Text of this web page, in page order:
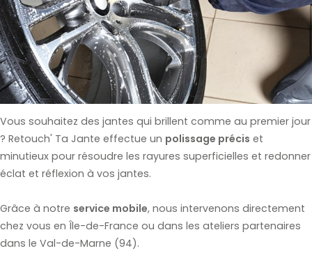
Vous souhaitez des jantes qui brillent comme au premier jour
? Retouch' Ta Jante effectue un polissage précis et
minutieux pour résoudre les rayures superficielles et redonner
éclat et réflexion à vos jantes.
Grâce à notre service mobile, nous intervenons directement
chez vous en Île-de-France ou dans les ateliers partenaires
dans le Val-de-Marne (94).